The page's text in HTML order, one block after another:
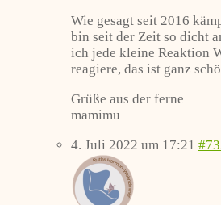
Wie gesagt seit 2016
bin seit der Zeit so dicht
ich jede kleine Reaktion
reagiere, das ist ganz
Grüße aus der ferne
mamimu
4. Juli 2022 um 17:21